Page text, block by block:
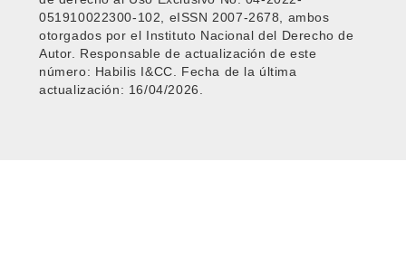
051910022300-102, eISSN 2007-2678, ambos
otorgados por el Instituto Nacional del Derecho de
Autor. Responsable de actualización de este
número: Habilis I&CC. Fecha de la última
actualización: 16/04/2026.